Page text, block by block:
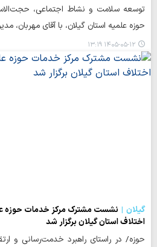
توسعه سلامت و نشاط اجتماعی،
حوزه‌ علمیه استان گیلان، با آقای مهربان،
۱۴۰۵-۰۵-۱۲ ۱۳:۱۹
گیلان
نشست مشترک مرکز خدمات حوزه
اختلاف استان گیلان برگزار شد
حوزه/ در راستای راهبرد خدمت‌رسانی و